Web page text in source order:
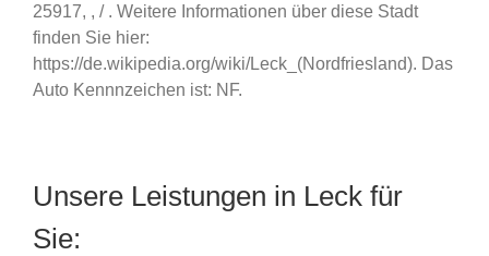
25917, , / . Weitere Informationen über diese Stadt
finden Sie hier:
https://de.wikipedia.org/wiki/Leck_(Nordfriesland). Das
Auto Kennnzeichen ist: NF.
Unsere Leistungen in Leck für
Sie: